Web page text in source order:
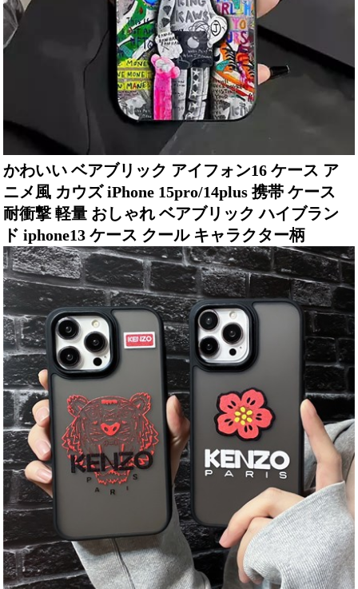
かわいい ベアブリック アイフォン16 ケース ア
ニメ風 カウズ iPhone 15pro/14plus 携帯 ケース
耐衝撃 軽量 おしゃれ ベアブリック ハイブラン
ド iphone13 ケース クール キャラクター柄